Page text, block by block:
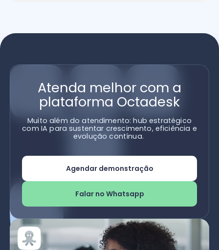
Atenda melhor com a
plataforma Octadesk
Muito além do atendimento: hub estratégico
com IA para sustentar crescimento, eficiência e
evolução contínua.
Agendar demonstração
Falar no Whatsapp